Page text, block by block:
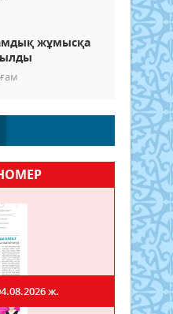
жұмысқа
ж.